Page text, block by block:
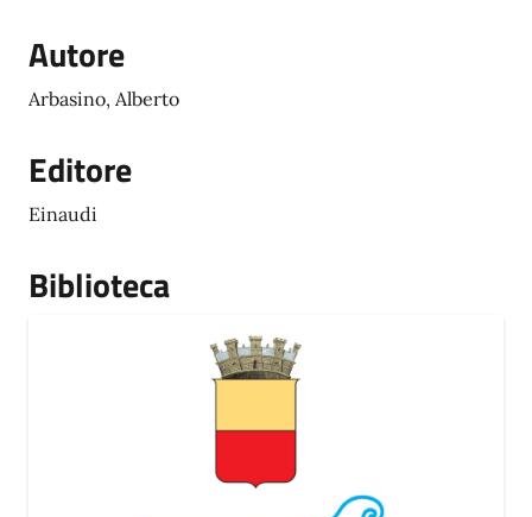
Autore
Arbasino, Alberto
Editore
Einaudi
Biblioteca